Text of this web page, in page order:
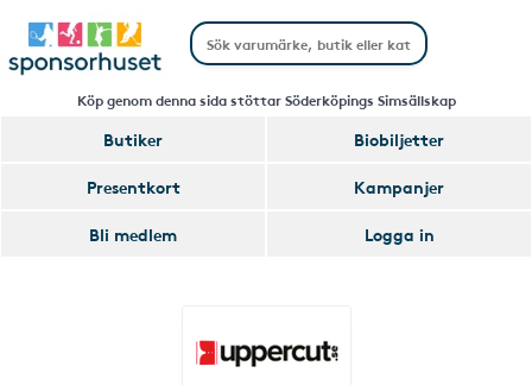
Köp genom denna sida stöttar Söderköpings Simsällskap
Butiker
Biobiljetter
Presentkort
Kampanjer
Bli medlem
Logga in